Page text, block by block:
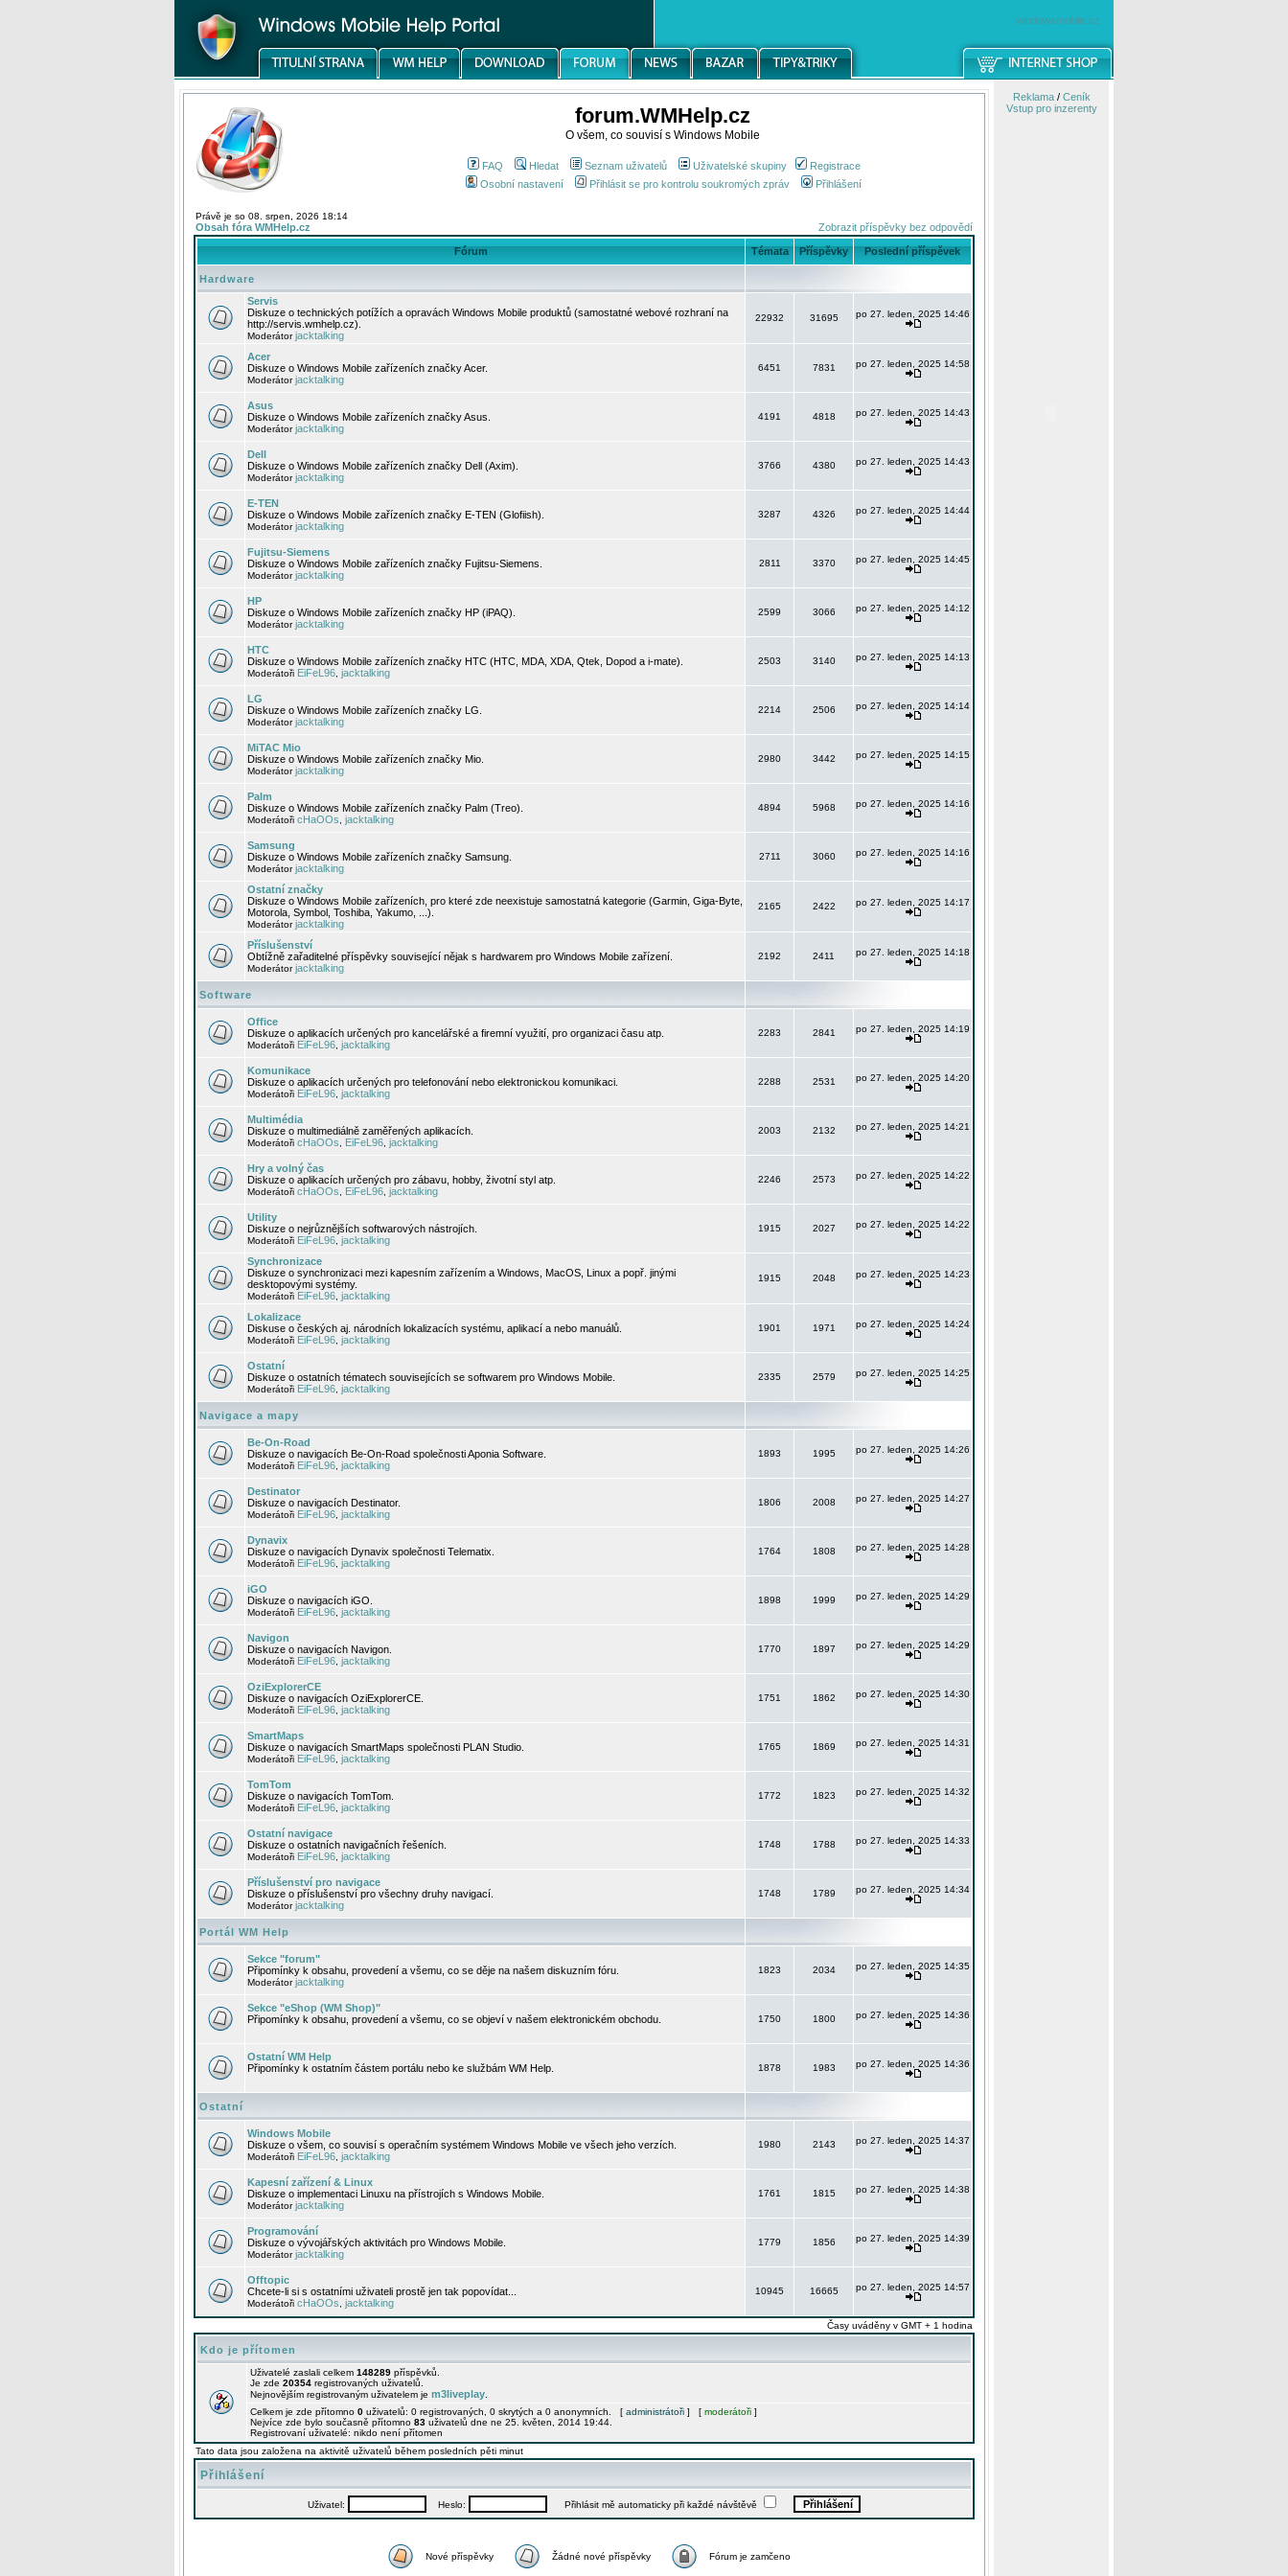
windowsmobile.cz
forum.WMHelp.cz
O všem, co souvisí s Windows Mobile
FAQ Hledat Seznam uživatelů Uživatelské skupiny
Registrace
Osobní nastavení
Přihlásit se pro kontrolu soukromých zpráv Přihlášení
Právě je so 08. srpen, 2026 18:14
Obsah fóra WMHelp.cz Zobrazit příspěvky bez odpovědí
Fórum Témata Příspěvky Poslední příspěvek
Hardware
Servis
Diskuze o technických potížích a opravách Windows Mobile produktů (samostatné webové rozhraní na
http://servis.wmhelp.cz).
Moderátorjacktalking
22932 31695 po 27. leden, 2025 14:46
Acer
Diskuze o Windows Mobile zařízeních značky Acer.
Moderátorjacktalking
6451 7831 po 27. leden, 2025 14:58
Asus
Diskuze o Windows Mobile zařízeních značky Asus.
Moderátorjacktalking
4191 4818 po 27. leden, 2025 14:43
Dell
Diskuze o Windows Mobile zařízeních značky Dell (Axim).
Moderátorjacktalking
3766 4380 po 27. leden, 2025 14:43
E-TEN
Diskuze o Windows Mobile zařízeních značky E-TEN (Glofiish).
Moderátorjacktalking
3287 4326 po 27. leden, 2025 14:44
Fujitsu-Siemens
Diskuze o Windows Mobile zařízeních značky Fujitsu-Siemens.
Moderátorjacktalking
2811 3370 po 27. leden, 2025 14:45
HP
Diskuze o Windows Mobile zařízeních značky HP (iPAQ).
Moderátorjacktalking
2599 3066 po 27. leden, 2025 14:12
HTC
Diskuze o Windows Mobile zařízeních značky HTC (HTC, MDA, XDA, Qtek, Dopod a i-mate).
Moderátoři EiFeL96 jacktalking
2503 3140 po 27. leden, 2025 14:13
LG
Diskuze o Windows Mobile zařízeních značky LG.
Moderátorjacktalking
2214 2506 po 27. leden, 2025 14:14
MiTAC Mio
Diskuze o Windows Mobile zařízeních značky Mio.
Moderátorjacktalking
2980 3442 po 27. leden, 2025 14:15
Palm
Diskuze o Windows Mobile zařízeních značky Palm (Treo).
Moderátoři cHaOOs jacktalking
4894 5968 po 27. leden, 2025 14:16
Samsung
Diskuze o Windows Mobile zařízeních značky Samsung.
Moderátorjacktalking
2711 3060 po 27. leden, 2025 14:16
Ostatní značky
Diskuze o Windows Mobile zařízeních, pro které zde neexistuje samostatná kategorie (Garmin, Giga-Byte,
Motorola, Symbol, Toshiba, Yakumo, ...).
Moderátorjacktalking
2165 2422 po 27. leden, 2025 14:17
Příslušenství
Obtížně zařaditelné příspěvky související nějak s hardwarem pro Windows Mobile zařízení.
Moderátorjacktalking
2192 2411 po 27. leden, 2025 14:18
Software
Office
Diskuze o aplikacích určených pro kancelářské a firemní využití, pro organizaci času atp.
Moderátoři EiFeL96 jacktalking
2283 2841 po 27. leden, 2025 14:19
Komunikace
Diskuze o aplikacích určených pro telefonování nebo elektronickou komunikaci.
Moderátoři EiFeL96 jacktalking
2288 2531 po 27. leden, 2025 14:20
Multimédia
Diskuze o multimediálně zaměřených aplikacích.
Moderátoři cHaOOs EiFeL96 jacktalking
2003 2132 po 27. leden, 2025 14:21
Hry a volný čas
Diskuze o aplikacích určených pro zábavu, hobby, životní styl atp.
Moderátoři cHaOOs EiFeL96 jacktalking
2246 2573 po 27. leden, 2025 14:22
Utility
Diskuze o nejrůznějších softwarových nástrojích.
Moderátoři EiFeL96 jacktalking
1915 2027 po 27. leden, 2025 14:22
Synchronizace
Diskuze o synchronizaci mezi kapesním zařízením a Windows, MacOS, Linux a popř. jinými
desktopovými systémy.
Moderátoři EiFeL96 jacktalking
1915 2048 po 27. leden, 2025 14:23
Lokalizace
Diskuse o českých aj. národních lokalizacích systému, aplikací a nebo manuálů.
Moderátoři EiFeL96 jacktalking
1901 1971 po 27. leden, 2025 14:24
Ostatní
Diskuze o ostatních tématech souvisejících se softwarem pro Windows Mobile.
Moderátoři EiFeL96 jacktalking
2335 2579 po 27. leden, 2025 14:25
Navigace a mapy
Be-On-Road
Diskuze o navigacích Be-On-Road společnosti Aponia Software.
Moderátoři EiFeL96 jacktalking
1893 1995 po 27. leden, 2025 14:26
Destinator
Diskuze o navigacích Destinator.
Moderátoři EiFeL96 jacktalking
1806 2008 po 27. leden, 2025 14:27
Dynavix
Diskuze o navigacích Dynavix společnosti Telematix.
Moderátoři EiFeL96 jacktalking
1764 1808 po 27. leden, 2025 14:28
iGO
Diskuze o navigacích iGO.
Moderátoři EiFeL96 jacktalking
1898 1999 po 27. leden, 2025 14:29
Navigon
Diskuze o navigacích Navigon.
Moderátoři EiFeL96 jacktalking
1770 1897 po 27. leden, 2025 14:29
OziExplorerCE
Diskuze o navigacích OziExplorerCE.
Moderátoři EiFeL96 jacktalking
1751 1862 po 27. leden, 2025 14:30
SmartMaps
Diskuze o navigacích SmartMaps společnosti PLAN Studio.
Moderátoři EiFeL96 jacktalking
1765 1869 po 27. leden, 2025 14:31
TomTom
Diskuze o navigacích TomTom.
Moderátoři EiFeL96 jacktalking
1772 1823 po 27. leden, 2025 14:32
Ostatní navigace
Diskuze o ostatních navigačních řešeních.
Moderátoři EiFeL96 jacktalking
1748 1788 po 27. leden, 2025 14:33
Příslušenství pro navigace
Diskuze o příslušenství pro všechny druhy navigací.
Moderátorjacktalking
1748 1789 po 27. leden, 2025 14:34
Portál WM Help
Sekce "forum"
Připomínky k obsahu, provedení a všemu, co se děje na našem diskuzním fóru.
Moderátorjacktalking
1823 2034 po 27. leden, 2025 14:35
Sekce "eShop (WM Shop)"
Připomínky k obsahu, provedení a všemu, co se objeví v našem elektronickém obchodu.
1750 1800 po 27. leden, 2025 14:36
Ostatní WM Help
Připomínky k ostatním částem portálu nebo ke službám WM Help.
1878 1983 po 27. leden, 2025 14:36
Ostatní
Windows Mobile
Diskuze o všem, co souvisí s operačním systémem Windows Mobile ve všech jeho verzích.
Moderátoři EiFeL96 jacktalking
1980 2143 po 27. leden, 2025 14:37
Kapesní zařízení & Linux
Diskuze o implementaci Linuxu na přístrojích s Windows Mobile.
Moderátorjacktalking
1761 1815 po 27. leden, 2025 14:38
Programování
Diskuze o vývojářských aktivitách pro Windows Mobile.
Moderátorjacktalking
1779 1856 po 27. leden, 2025 14:39
Offtopic
Chcete-li si s ostatními uživateli prostě jen tak popovídat...
Moderátoři cHaOOs jacktalking
10945 16665 po 27. leden, 2025 14:57
Časy uváděny v GMT + 1 hodina
Kdo je přítomen
Uživatelé zaslali celkem 148289 příspěvků.
Je zde 20354 registrovaných uživatelů.
Nejnovějším registrovaným uživatelem je m3liveplay
Celkem je zde přítomno 0 uživatelů: 0 registrovaných, 0 skrytých a 0 anonymních. [ administrátoři ] [ moderátoři ]
Nejvíce zde bylo současně přítomno 83 uživatelů dne ne 25. květen, 2014 19:44.
Registrovaní uživatelé: nikdo není přítomen
Tato data jsou založena na aktivitě uživatelů během posledních pěti minut
Přihlášení
Uživatel: Heslo: Přihlásit mě automaticky při každé návštěvě
Nové příspěvky Žádné nové příspěvky Fórum je zamčeno
Reklama/ Ceník
Vstup pro inzerenty